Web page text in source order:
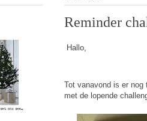
Reminder
Hallo,
Tot vanavond is er nog
met de lopende